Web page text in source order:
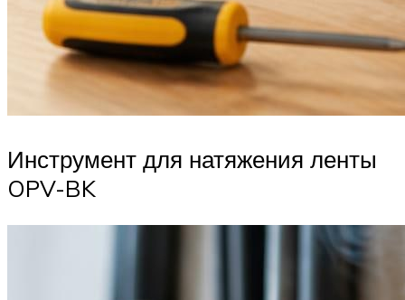
Инструмент для натяжения ленты
OPV-BK